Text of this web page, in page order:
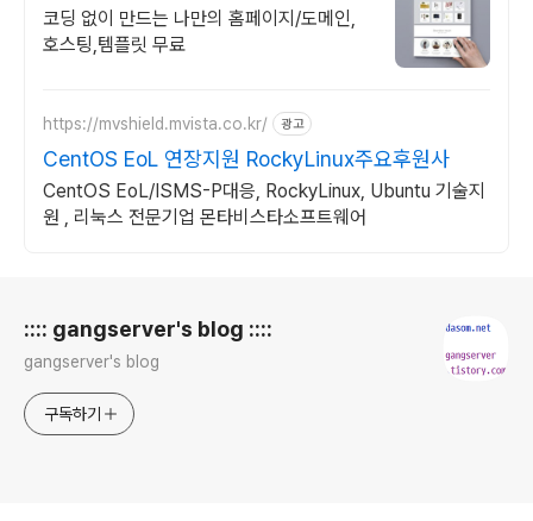
코딩 없이 만드는 나만의 홈페이지/도메인,
호스팅,템플릿 무료
https://mvshield.mvista.co.kr/ 광고
CentOS EoL 연장지원 RockyLinux주요후원사
CentOS EoL/ISMS-P대응, RockyLinux, Ubuntu 기술지
원 , 리눅스 전문기업 몬타비스타소프트웨어
:::: gangserver's blog ::::
gangserver's blog
구독하기